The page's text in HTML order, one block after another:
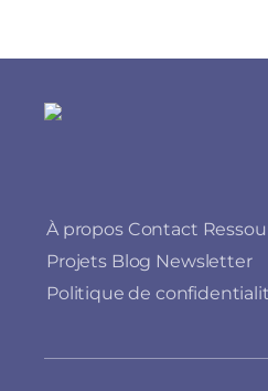
À propos Contact
Projets Blog Newsletter
Politique de